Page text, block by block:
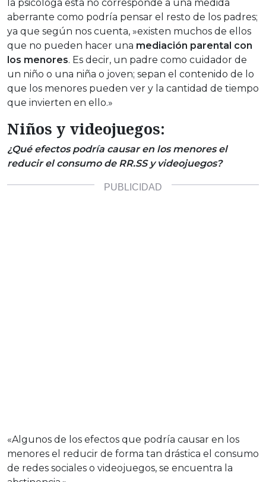
la psicóloga esta no corresponde a una medida
aberrante como podría pensar el resto de los padres;
ya que según nos cuenta, »existen muchos de ellos
que no pueden hacer una mediación parental con
los menores. Es decir, un padre como cuidador de
un niño o una niña o joven; sepan el contenido de lo
que los menores pueden ver y la cantidad de tiempo
que invierten en ello.»
Niños y videojuegos:
¿Qué efectos podría causar en los menores el
reducir el consumo de RR.SS y videojuegos?
«Algunos de los efectos que podría causar en los
menores el reducir de forma tan drástica el consumo
de redes sociales o videojuegos, se encuentra la